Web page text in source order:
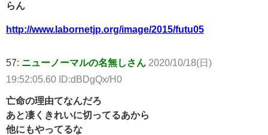
らん
http://www.labornetjp.org/image/2015/futu05
57: ニューノーマルの名無しさん 2020/10/18(日)
19:52:05.60 ID:dBDgQx/H0
亡命の理由てなんだろ
あと凄くきれいに切ってるあから
他にもやってるな